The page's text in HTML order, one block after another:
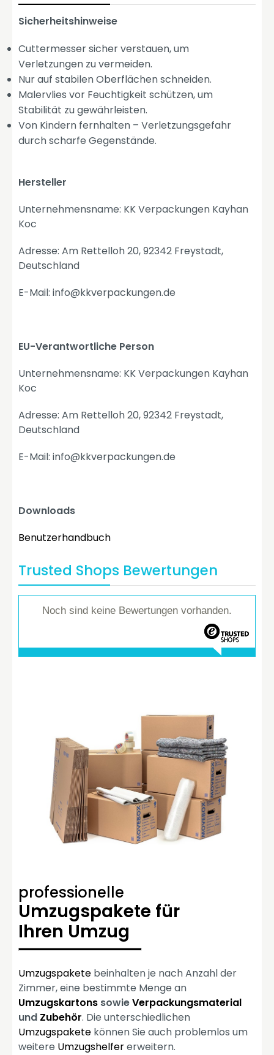
Sicherheitshinweise
Cuttermesser sicher verstauen, um
Verletzungen zu vermeiden.
Nur auf stabilen Oberflächen schneiden.
Malervlies vor Feuchtigkeit schützen, um
Stabilität zu gewährleisten.
Von Kindern fernhalten – Verletzungsgefahr
durch scharfe Gegenstände.
Hersteller
Unternehmensname: KK Verpackungen Kayhan
Koc
Adresse: Am Rettelloh 20, 92342 Freystadt,
Deutschland
E-Mail: info@kkverpackungen.de
EU-Verantwortliche Person
Unternehmensname: KK Verpackungen Kayhan
Koc
Adresse: Am Rettelloh 20, 92342 Freystadt,
Deutschland
E-Mail: info@kkverpackungen.de
Downloads
Benutzerhandbuch
Trusted Shops Bewertungen
Noch sind keine Bewertungen vorhanden.
professionelle
Umzugspakete für
Ihren Umzug
Umzugspakete beinhalten je nach Anzahl der
Zimmer, eine bestimmte Menge an
Umzugskartons sowieVerpackungsmaterial
und Zubehör. Die unterschiedlichen
Umzugspakete können Sie auch problemlos um
weitere Umzugshelfererweitern.